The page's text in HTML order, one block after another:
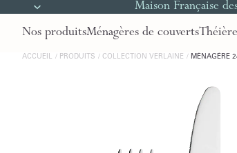
Maison Française
Nos produitsMénagères de couverts
ACCUEIL PRODUITS COLLECTION VERLAINE MÉNAGÈRE